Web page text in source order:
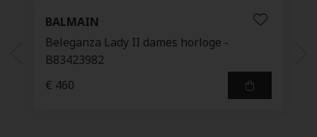
BALMAIN
Beleganza Lady II dames horloge -
B83423982
€ 460